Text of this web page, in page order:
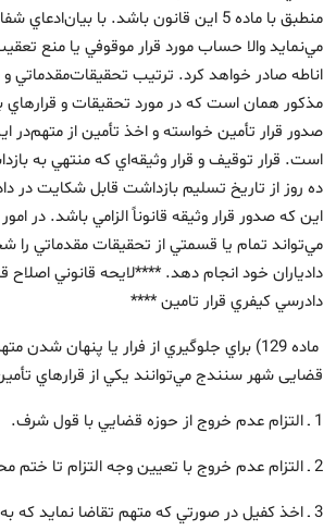
منطبق با ماده 5 اين قانون باشد. با
مي‌نمايد والا حساب مورد قرار موقوفي يا منع
اناطه صادر خواهد كرد. ترتيب تحقيقات‌مقدماتي و
مذكور همان است كه در مورد تحقيقات و
صدور قرار تأمين خواسته و اخذ تأمين از متهم‌در
است. قرار توقيف و قرار وثيقه‌اي كه منتهي به
ده روز از تاريخ تسليم بازداشت قابل شكايت در
اين كه صدور قرار وثيقه قانوناً الزامي باشد. ‌در
مي‌تواند تمام يا قسمتي از تحقيقات مقدماتي را
دادياران خود انجام دهد. *‌***لايحه قانوني اصلاح
دادرسي كيفري قرار تامین **** ‌
‌ماده 129) براي جلوگيري از فرار يا پنهان شدن
قضایی شهر سنندج مي‌توانند يكي از قرارهاي
1 ـ التزام عدم خروج از حوزه قضايي با قول شرف.
2 ـ التزام عدم خروج با تعيين وجه التزام تا ختم محاكمه و اجراي حكم.
3 ـ اخذ كفيل در صورتي كه متهم تقاضا نمايد كه